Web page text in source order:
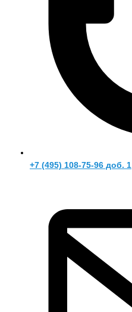
+7 (495) 108-75-96 доб. 1